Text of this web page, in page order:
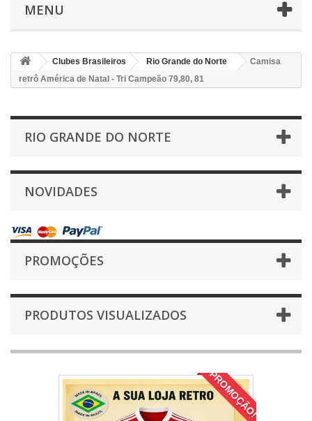
MENU
Clubes Brasileiros Rio Grande do Norte
Camisa
retrô América de Natal - Tri Campeão 79,80, 81
RIO GRANDE DO NORTE
NOVIDADES
PROMOÇÕES
PRODUTOS VISUALIZADOS
PROMOÇÃO!